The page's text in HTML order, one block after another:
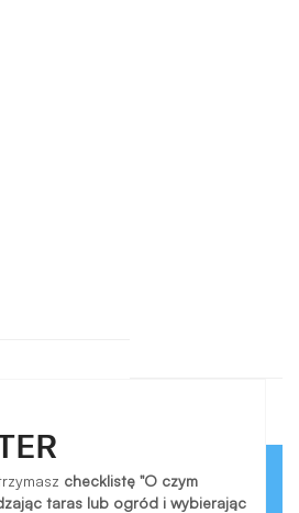
checklistę "O czym
taras lub ogród i wybierając